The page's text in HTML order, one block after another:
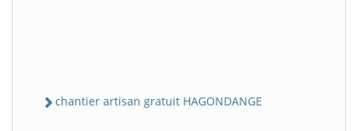
chantier artisan gratuit HAGONDANGE